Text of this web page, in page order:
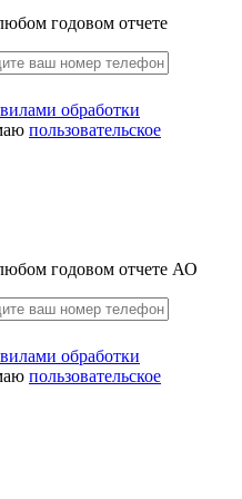
годовом отчете
обработки
пользовательское
годовом отчете АО
обработки
пользовательское